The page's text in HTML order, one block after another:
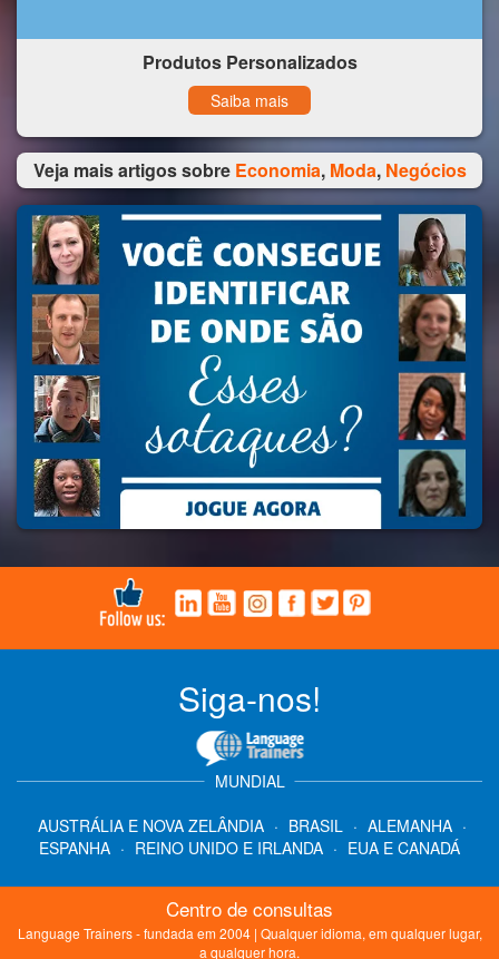
Produtos Personalizados
Saiba mais
Veja mais artigos sobre Economia, Moda, Negócios
Siga-nos!
MUNDIAL
AUSTRÁLIA E NOVA ZELÂNDIA · BRASIL · ALEMANHA ·
ESPANHA · REINO UNIDO E IRLANDA · EUA E CANADÁ
Centro de consultas
Language Trainers - fundada em 2004 | Qualquer idioma, em qualquer lugar,
a qualquer hora.